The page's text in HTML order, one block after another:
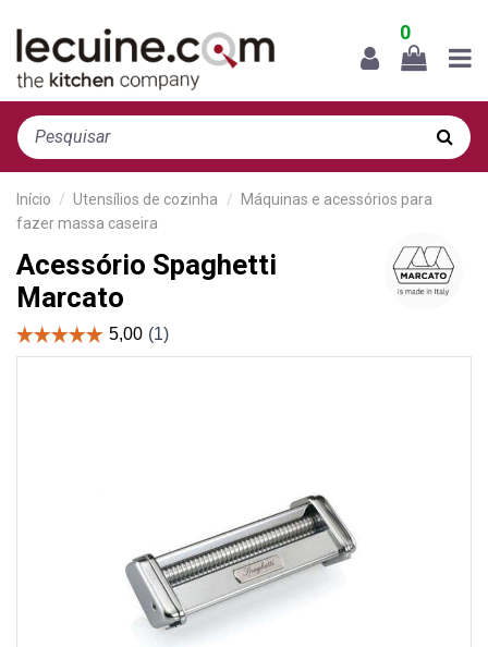
0
Início Utensílios de cozinha
Máquinas e acessórios para
fazer massa caseira
Acessório Spaghetti
Marcato